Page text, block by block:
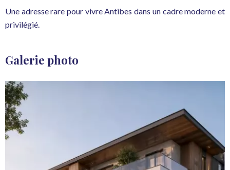
Une adresse rare pour vivre Antibes dans un cadre moderne et
privilégié.
Galerie photo